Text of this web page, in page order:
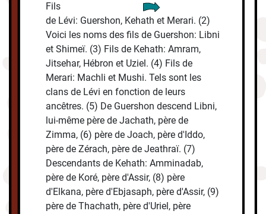
Fils
de Lévi: Guershon, Kehath et Merari. (2)
Voici les noms des fils de Guershon: Libni
et Shimeï. (3) Fils de Kehath: Amram,
Jitsehar, Hébron et Uziel. (4) Fils de
Merari: Machli et Mushi. Tels sont les
clans de Lévi en fonction de leurs
ancêtres. (5) De Guershon descend Libni,
lui-même père de Jachath, père de
Zimma, (6) père de Joach, père d'Iddo,
père de Zérach, père de Jeathraï. (7)
Descendants de Kehath: Amminadab,
père de Koré, père d'Assir, (8) père
d'Elkana, père d'Ebjasaph, père d'Assir, (9)
père de Thachath, père d'Uriel, père